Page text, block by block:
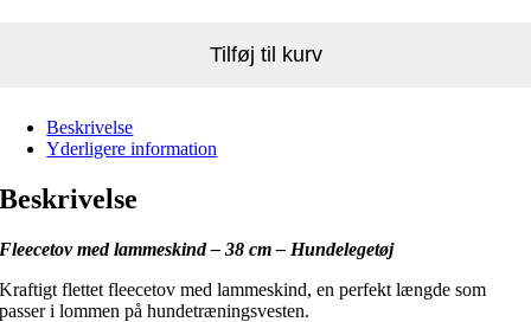
Tilføj til kurv
Beskrivelse
Yderligere information
Beskrivelse
Fleecetov med lammeskind – 38 cm – Hundelegetøj
Kraftigt flettet fleecetov med lammeskind, en perfekt længde som
passer i lommen på hundetræningsvesten.